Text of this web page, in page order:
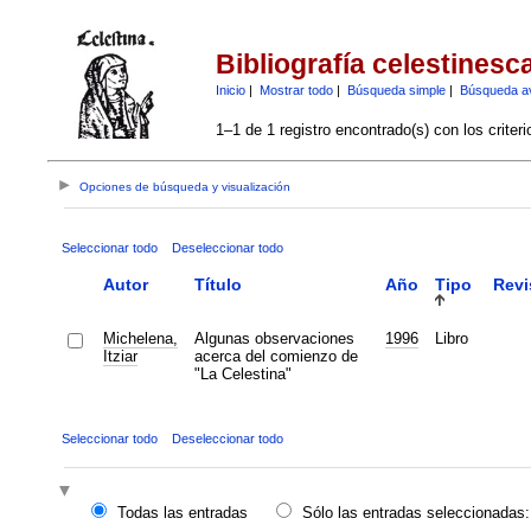
Bibliografía
Inicio| Mostrar todo| Búsqueda simple| Búsqueda
1–1 de 1 registro encontrado(s) con los
Opciones de búsqueda y visualización
Seleccionar todo Deseleccionar todo
Autor Título Año Tipo
Michelena,
Itziar
Algunas observaciones
acerca del comienzo de
"La Celestina"
1996 Libro
Seleccionar todo Deseleccionar todo
Todas las entradas
Sólo las entradas seleccionadas: